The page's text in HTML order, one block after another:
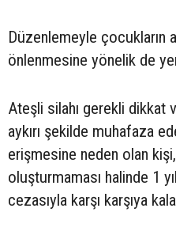
Düzenlemeyle çocukların
önlenmesine yönelik de
Ateşli silahı gerekli dikkat
aykırı şekilde muhafaza
erişmesine neden olan
oluşturmaması halinde 1
cezasıyla karşı karşıya